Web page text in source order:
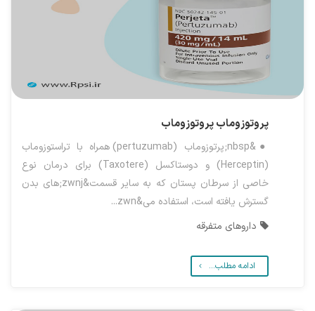
پروتوزومابپروتوزوماب
●&nbsp;پرتوزوماب (pertuzumab) همراه با تراستوزوماب
(Herceptin) و دوستاکسل (Taxotere) برای درمان نوع
خاصی از سرطان پستان که به سایر قسمت&zwnj;های بدن
گسترش یافته است، استفاده می&zwn...
داروهای متفرقه
ادامه مطلب...